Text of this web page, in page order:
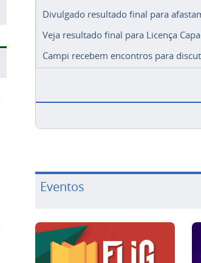
Divulgado resultado final para
Veja resultado final para Licença
Campi recebem encontros para
Eventos